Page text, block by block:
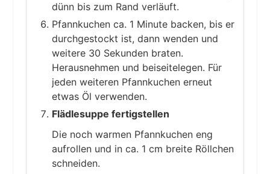
dünn bis zum Rand verläuft.
Pfannkuchen ca. 1 Minute backen, bis er
durchgestockt ist, dann wenden und
weitere 30 Sekunden braten.
Herausnehmen und beiseitelegen. Für
jeden weiteren Pfannkuchen erneut
etwas Öl verwenden.
Flädlesuppe fertigstellen
Die noch warmen Pfannkuchen eng
aufrollen und in ca. 1 cm breite Röllchen
schneiden.